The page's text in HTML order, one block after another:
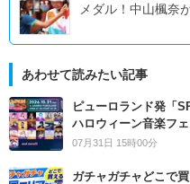
メダル！中山楓奈
あわせて読みたい記事
ピューロランド発「
ハロウィーン音楽フェ
07月31日 15時00分
ガチャガチャどこで